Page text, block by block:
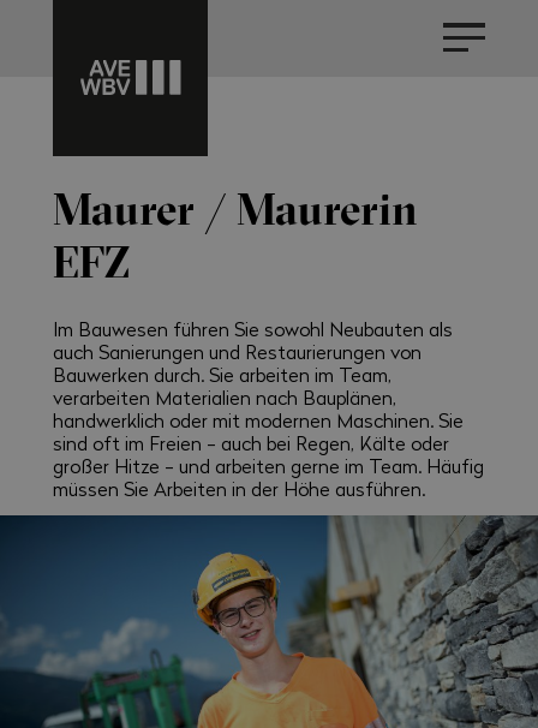
Maurer / Maurerin
EFZ
Im Bauwesen führen Sie sowohl Neubauten als
auch Sanierungen und Restaurierungen von
Bauwerken durch. Sie arbeiten im Team,
verarbeiten Materialien nach Bauplänen,
handwerklich oder mit modernen Maschinen. Sie
sind oft im Freien - auch bei Regen, Kälte oder
großer Hitze - und arbeiten gerne im Team. Häufig
müssen Sie Arbeiten in der Höhe ausführen.